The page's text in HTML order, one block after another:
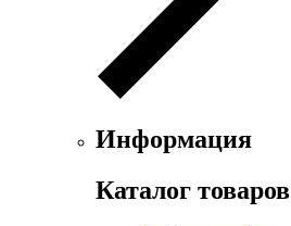
Информация
Каталог товаров